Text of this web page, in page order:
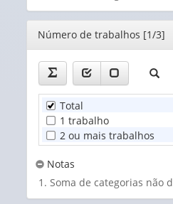
Editor
Número de trabalhos [1/3]
Total
1 trabalho
2 ou mais trabalhos
Notas
Soma de categorias não